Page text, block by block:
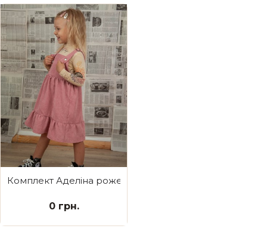
Комплект Аделіна рожевий
0 грн.